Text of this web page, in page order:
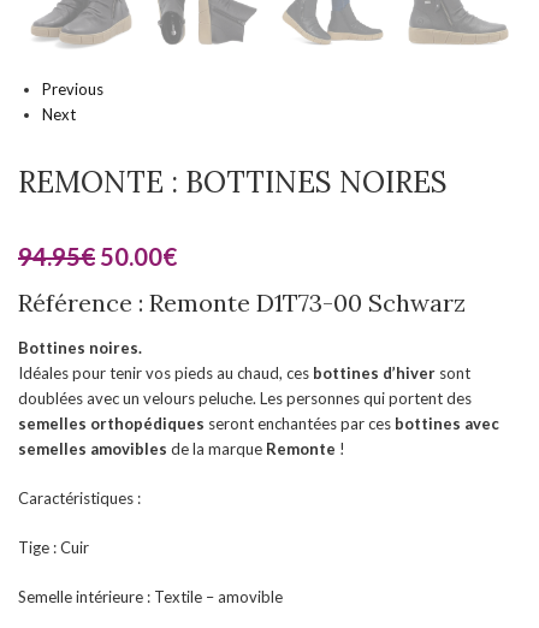
Previous
Next
REMONTE : BOTTINES NOIRES
94.95€ 50.00€
Référence : Remonte D1T73-00 Schwarz
Bottines noires.
Idéales pour tenir vos pieds au chaud, ces bottines d’hiver sont
doublées avec un velours peluche. Les personnes qui portent des
semelles orthopédiques seront enchantées par ces bottines avec
semelles amovibles de la marque Remonte !
Caractéristiques :
Tige : Cuir
Semelle intérieure : Textile – amovible